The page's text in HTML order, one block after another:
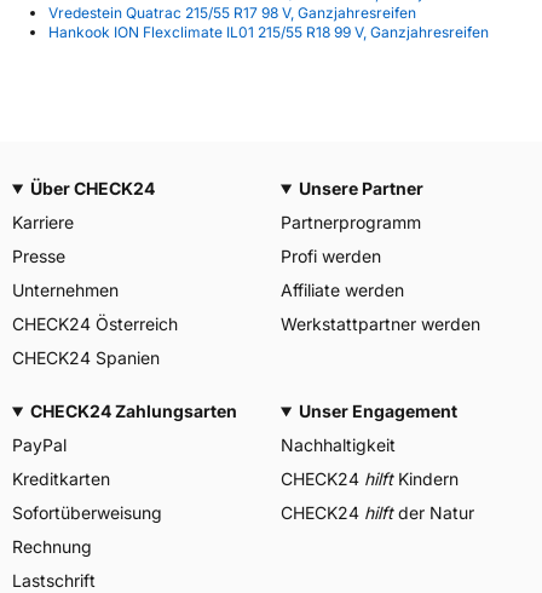
Vredestein Quatrac 215/55 R17 98 V, Ganzjahresreifen
Hankook ION Flexclimate IL01 215/55 R18 99 V, Ganzjahresreifen
Über CHECK24
Karriere
Presse
Unternehmen
CHECK24 Österreich
CHECK24 Spanien
Unsere Partner
Partnerprogramm
Profi werden
Affiliate werden
Werkstattpartner werden
CHECK24 Zahlungsarten
PayPal
Kreditkarten
Sofortüberweisung
Rechnung
Lastschrift
Unser Engagement
Nachhaltigkeit
CHECK24 hilftKindern
CHECK24 hilftder Natur